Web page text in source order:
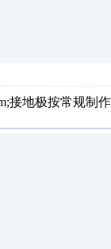
接地极按常规